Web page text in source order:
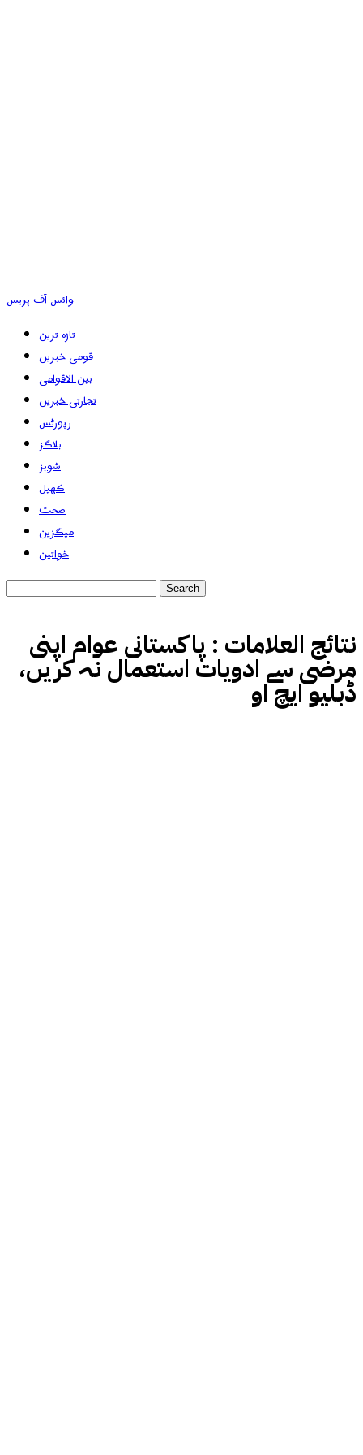
وائس آف پریس
تازہ ترین
قومی خبریں
بین الاقوامی
تجارتی خبریں
رپورٹس
بلاگز
شوبز
کھیل
صحت
میگزین
خواتین
نتائج العلامات : پاکستانی عوام اپنی
مرضی سے ادویات استعمال نہ کریں،
ڈبلیو ایچ او